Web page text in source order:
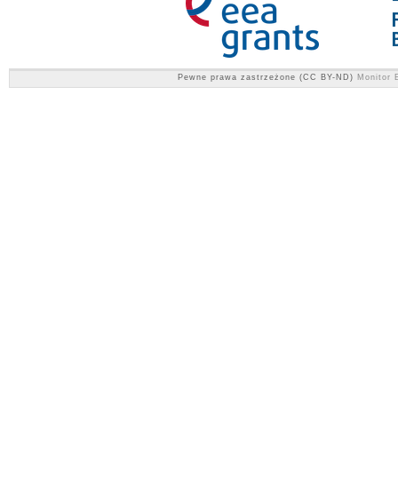
Pewne prawa zastrzeżone (CC BY-ND) Monitor